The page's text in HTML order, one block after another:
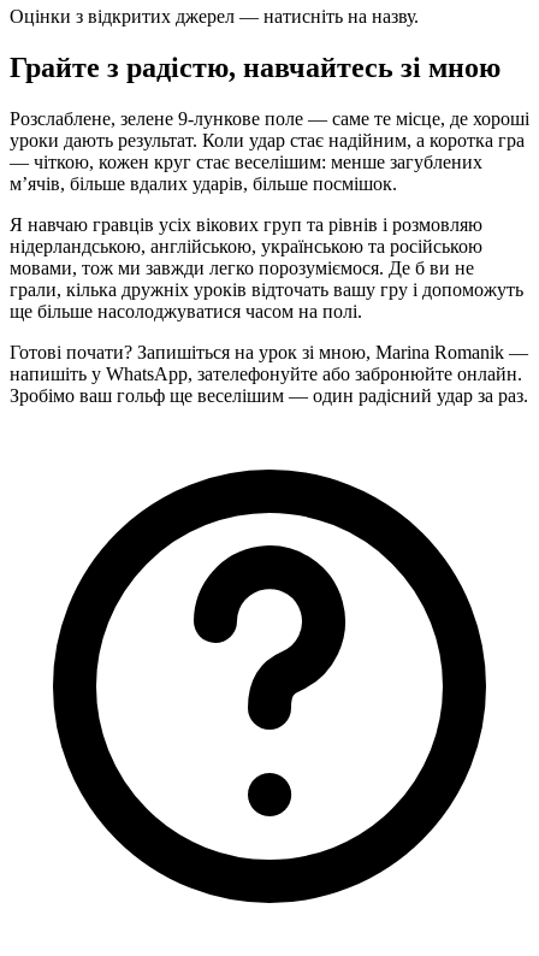
Оцінки з відкритих джерел — натисніть на назву.
Грайте з радістю, навчайтесь зі мною
Розслаблене, зелене 9-лункове поле — саме те місце, де хороші
уроки дають результат. Коли удар стає надійним, а коротка гра
— чіткою, кожен круг стає веселішим: менше загублених
м’ячів, більше вдалих ударів, більше посмішок.
Я навчаю гравців усіх вікових груп та рівнів і розмовляю
нідерландською, англійською, українською та російською
мовами, тож ми завжди легко порозуміємося. Де б ви не
грали, кілька дружніх уроків відточать вашу гру і допоможуть
ще більше насолоджуватися часом на полі.
Готові почати? Запишіться на урок зі мною, Marina Romanik —
напишіть у WhatsApp, зателефонуйте або забронюйте онлайн.
Зробімо ваш гольф ще веселішим — один радісний удар за раз.